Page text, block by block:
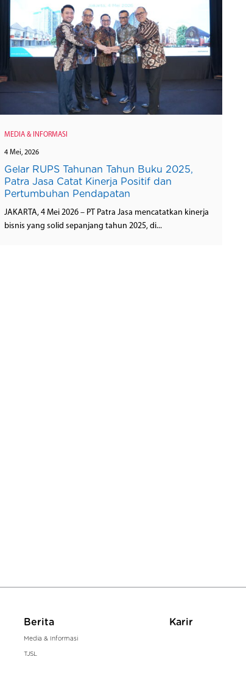
MEDIA & INFORMASI
4 Mei, 2026
Gelar RUPS Tahunan Tahun Buku 2025,
Patra Jasa Catat Kinerja Positif dan
Pertumbuhan Pendapatan
JAKARTA, 4 Mei 2026 – PT Patra Jasa mencatatkan kinerja
bisnis yang solid sepanjang tahun 2025, di...
Berita
Media & Informasi
TJSL
Karir